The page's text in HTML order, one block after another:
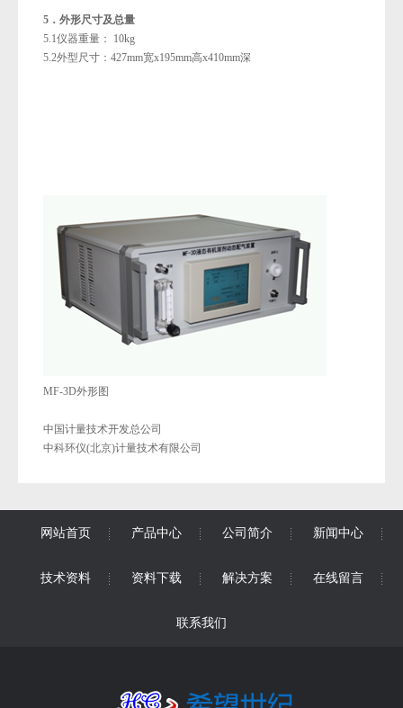
5 ．外形尺寸及总量
5.1仪器重量： 10kg
5.2外型尺寸：427mm宽x195mm高x410mm深
MF-3D外形图
中国计量技术开发总公司
中科环仪(北京)计量技术有限公司
网站首页 产品中心 公司简介 新闻中心
技术资料 资料下载 解决方案 在线留言
联系我们